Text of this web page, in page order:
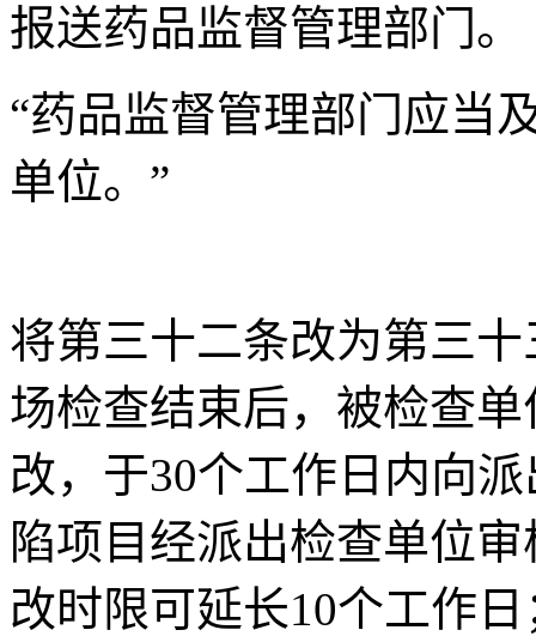
报送药品监督管理部门。
“药品监督管理部门应当
单位。”
将第三十二条改为第三
场检查结束后，被检查
改，于30个工作日内向
陷项目经派出检查单位
改时限可延长10个工作